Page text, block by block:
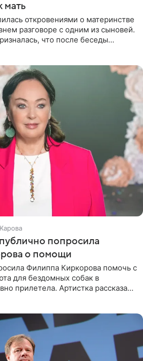
мать
откровениями о материнстве
разговоре с одним из сыновей.
что после беседы
попросила
о помощи
Филиппа Киркорова помочь с
для бездомных собак в
прилетела. Артистка рассказала